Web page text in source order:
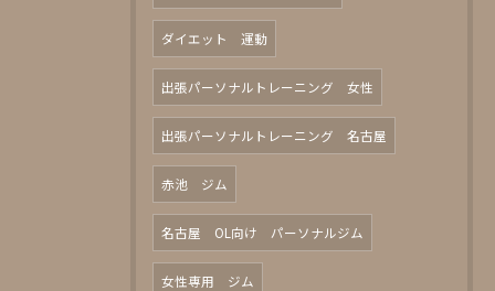
ダイエット 運動
出張パーソナルトレーニング 女性
出張パーソナルトレーニング 名古屋
赤池 ジム
名古屋 OL向け パーソナルジム
女性専用 ジム